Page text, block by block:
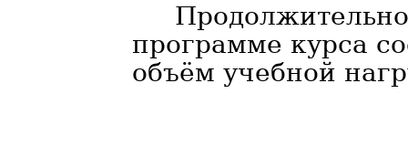
программе курса
объём учебной